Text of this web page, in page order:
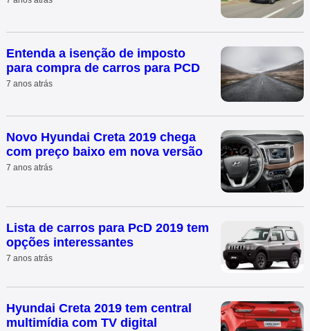
Entenda a isenção de imposto
para compra de carros para PCD
7 anos atrás
Novo Hyundai Creta 2019 chega
com preço baixo em nova versão
7 anos atrás
Lista de carros para PcD 2019 tem
opções interessantes
7 anos atrás
Hyundai Creta 2019 tem central
multimídia com TV digital